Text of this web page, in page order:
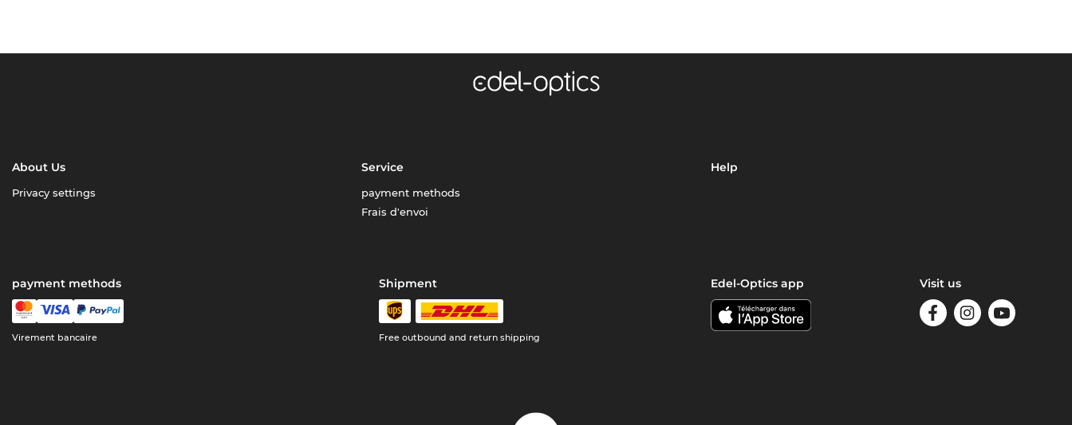
About Us
Privacy settings
Service
payment methods
Frais d'envoi
Help
payment methods
Virement bancaire
Shipment
Free outbound and return shipping
Edel-Optics app Visit us